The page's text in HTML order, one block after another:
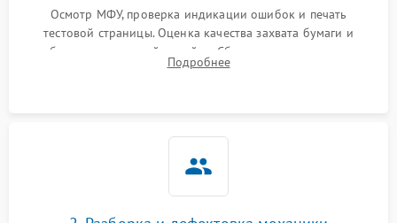
Осмотр МФУ, проверка индикации ошибок и печать
тестовой страницы. Оценка качества захвата бумаги и
работы сканирующей линейки. Сбор данных о замятиях,
дефектах изображения или посторонних шумах при работе.
Подробнее